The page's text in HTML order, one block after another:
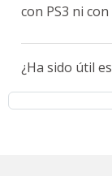
con PS3 ni con
¿Ha sido útil